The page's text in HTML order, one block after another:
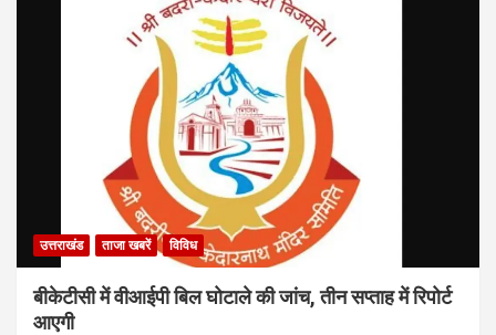
उत्तराखंड ताजा खबरें विविध
बीकेटीसी में वीआईपी बिल घोटाले की जांच, तीन सप्ताह में रिपोर्ट
आएगी